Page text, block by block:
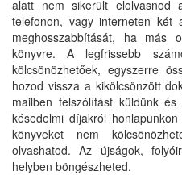
alatt nem sikerült elolvasnod
telefonon, vagy interneten két
meghosszabbítását, ha más
könyvre. A legfrissebb
kölcsönözhetőek, egyszerre
hozod vissza a kikölcsönzött
mailben felszólítást küldünk
késedelmi díjakról
könyveket nem
olvashatod. Az újságok,
helyben böngészheted.